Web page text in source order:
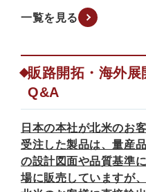
一覧を見る
販路開拓・海外
Q&A
日本の本社が北米のお
受注した製品は、量産
の設計図面や品質基準
場に販売していますが